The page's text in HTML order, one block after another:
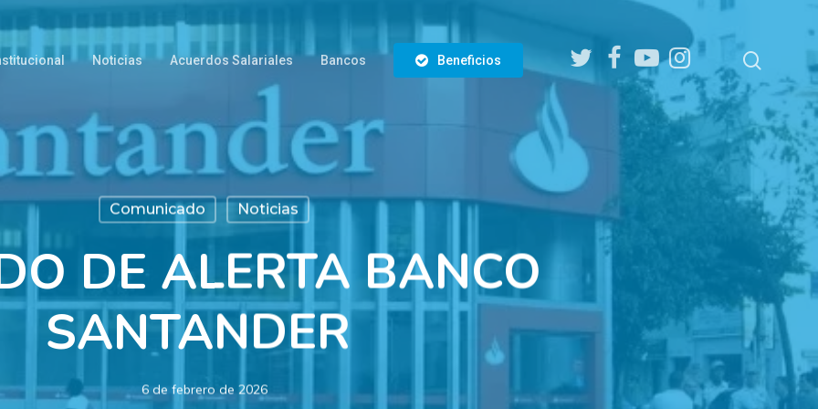
Noticias Acuerdos Salariales Bancos Beneficios
twitter facebookyoutubeinstagram search
Comunicado Noticias
DE ALERTA BANCO
SANTANDER
6 de febrero de 2026